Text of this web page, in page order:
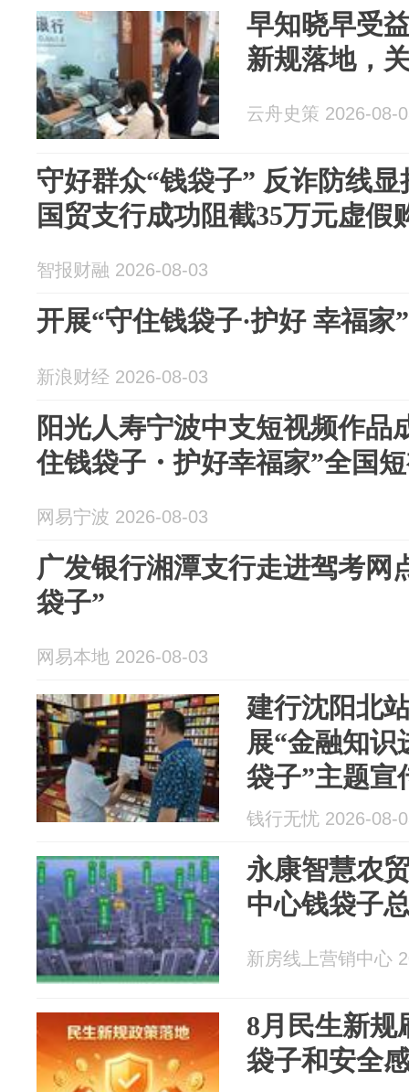
早知晓早受
新规落地，
云舟史策 2026-08-
守好群众“钱袋子” 反诈防线
国贸支行成功阻截35万元虚假
智报财融 2026-08-03
开展“守住钱袋子·护好 幸福家
新浪财经 2026-08-03
阳光人寿宁波中支短视频作品
住钱袋子・护好幸福家”全国
网易宁波 2026-08-03
广发银行湘潭支行走进驾考网
袋子”
网易本地 2026-08-03
建行沈阳北
展“金融知识
袋子”主题宣
钱行无忧 2026-08-
永康智慧农
中心钱袋子
新房线上营销中心
8月民生新规
袋子和安全